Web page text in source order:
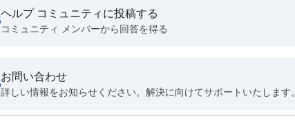
ヘルプ コミュニティに投稿する
コミュニティ メンバーから回答を得る
お問い合わせ
詳しい情報をお知らせください。解決に向けてサポートいたします。